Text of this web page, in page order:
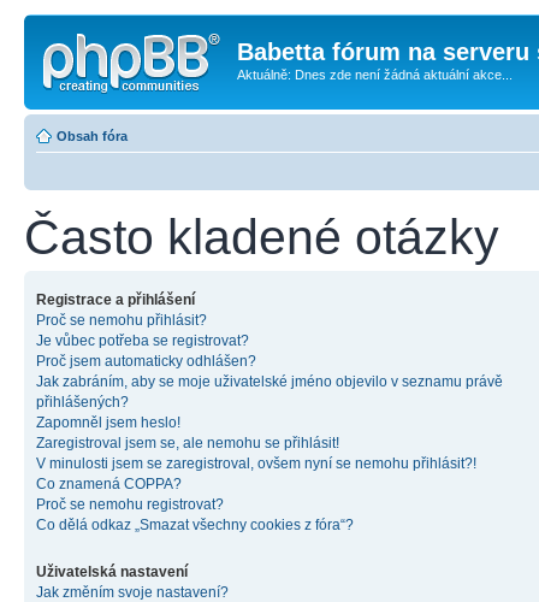
Babetta fórum na serveru
Aktuálně: Dnes zde není žádná aktuální akce...
Obsah fóra
Často kladené otázky
Registrace a přihlášení
Proč se nemohu přihlásit?
Je vůbec potřeba se registrovat?
Proč jsem automaticky odhlášen?
Jak zabráním, aby se moje uživatelské jméno objevilo v seznamu právě
přihlášených?
Zapomněl jsem heslo!
Zaregistroval jsem se, ale nemohu se přihlásit!
V minulosti jsem se zaregistroval, ovšem nyní se nemohu přihlásit?!
Co znamená COPPA?
Proč se nemohu registrovat?
Co dělá odkaz „Smazat všechny cookies z fóra“?
Uživatelská nastavení
Jak změním svoje nastavení?